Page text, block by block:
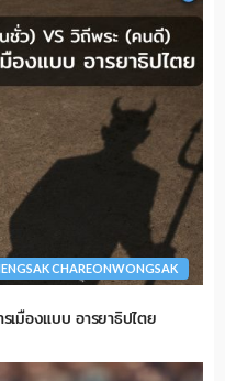
CHAREONWONGSAK
เมืองแบบ อารยาธิปไตย